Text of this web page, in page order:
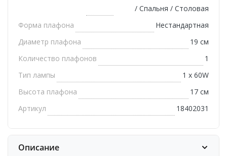
/ Спальня / Столовая
Форма плафона
Нестандартная
Диаметр плафона
19 см
Количество плафонов
1
Тип лампы
1 x 60W
Высота плафона
17 см
Артикул
18402031
Описание